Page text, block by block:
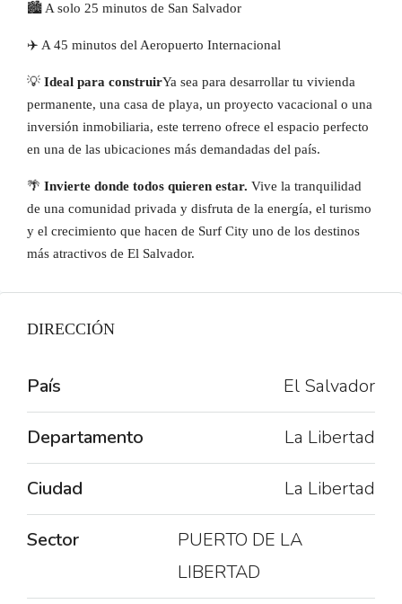
🏙️ A solo 25 minutos de San Salvador
✈️ A 45 minutos del Aeropuerto Internacional
💡 Ideal para construirYa sea para desarrollar tu vivienda
permanente, una casa de playa, un proyecto vacacional o una
inversión inmobiliaria, este terreno ofrece el espacio perfecto
en una de las ubicaciones más demandadas del país.
🌴 Invierte donde todos quieren estar. Vive la tranquilidad
de una comunidad privada y disfruta de la energía, el turismo
y el crecimiento que hacen de Surf City uno de los destinos
más atractivos de El Salvador.
DIRECCIÓN
País El Salvador
Departamento La Libertad
Ciudad La Libertad
Sector
PUERTO DE LA
LIBERTAD